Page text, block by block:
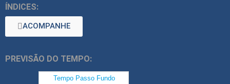
ÍNDICES:
ACOMPANHE
PREVISÃO DO TEMPO: